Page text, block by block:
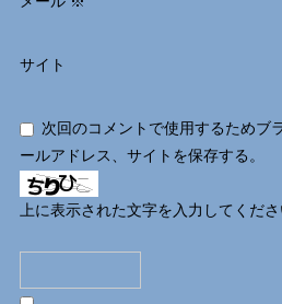
サイト
次回のコメントで使用するためブ
ールアドレス、サイトを保存する。
上に表示された文字を入力してくださ